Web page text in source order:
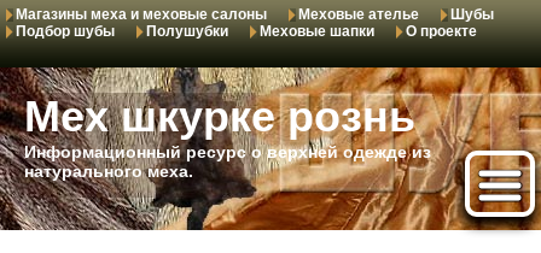
Магазины меха и меховые салоны Меховые ателье
Шубы
Подбор шубы
Полушубки Меховые шапки О проекте
Мех шкурке рознь
Информационный ресурс о верхней одежде из
натурального меха.